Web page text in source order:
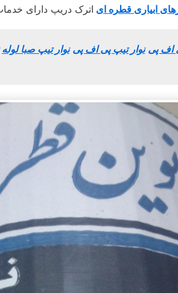
ابیاری قطره ای
اف پی نوار تیپ پی اف پی نوار تیپ صبا لوله